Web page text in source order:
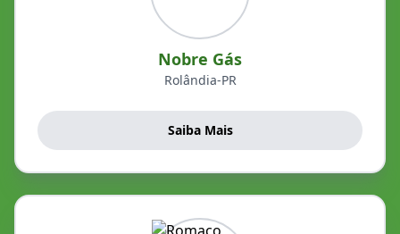
Nobre Gás
Rolândia-PR
Saiba Mais